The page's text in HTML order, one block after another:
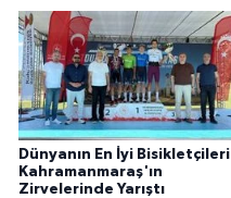
Dünyanın En İyi Bisikletçileri
Kahramanmaraş'ın
Zirvelerinde Yarıştı